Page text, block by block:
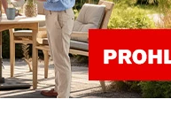
Zahradní
VÁNOCE
houpačky
lehátka
doplňky